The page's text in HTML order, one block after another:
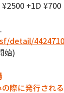
+1D ¥700
detail/
始)
際に発行される